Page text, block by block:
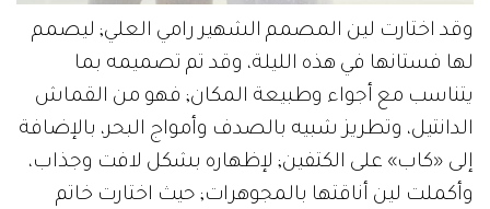
وقد اختارت لين المصمم الشهير رامي العلي; ليصمم
لها فستانها في هذه الليلة، وقد تم تصميمه بما
يتناسب مع أجواء وطبيعة المكان; فهو من القماش
الدانتيل، وتطريز شبيه بالصدف وأمواج البحر، بالإضافة
إلى «كاب» على الكتفين; لإظهاره بشكل لافت وجذاب،
وأكملت لين أناقتها بالمجوهرات; حيث اختارت خاتم